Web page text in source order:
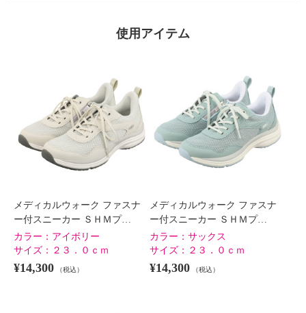
使用アイテム
メディカルウォーク ファスナ
ー付スニーカー ＳＨＭプ…
カラー： アイボリー
サイズ： ２３．０ｃｍ
¥14,300 （税込）
メディカルウォーク ファスナ
ー付スニーカー ＳＨＭプ…
カラー： サックス
サイズ： ２３．０ｃｍ
¥14,300 （税込）